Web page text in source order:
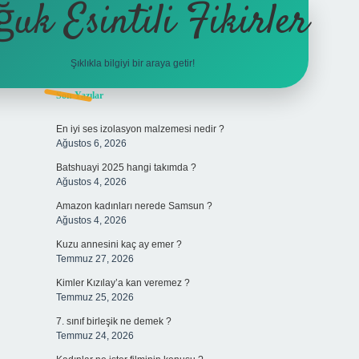
Esintili Fikirler
Şıklıkla bilgiyi bir araya getir!
Sidebar
Son Yazılar
En iyi ses izolasyon malzemesi nedir ?
Ağustos 6, 2026
Batshuayi 2025 hangi takımda ?
Ağustos 4, 2026
Amazon kadınları nerede Samsun ?
Ağustos 4, 2026
Kuzu annesini kaç ay emer ?
Temmuz 27, 2026
Kimler Kızılay’a kan veremez ?
Temmuz 25, 2026
7. sınıf birleşik ne demek ?
Temmuz 24, 2026